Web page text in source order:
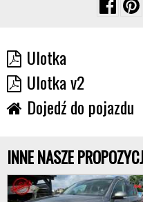
Ulotka
Ulotka v2
Dojedź do pojazdu
INNE NASZE